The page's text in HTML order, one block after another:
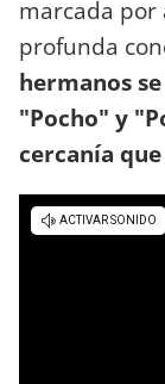
marcada por
profunda
hermanos
"Pocho" y
cercanía